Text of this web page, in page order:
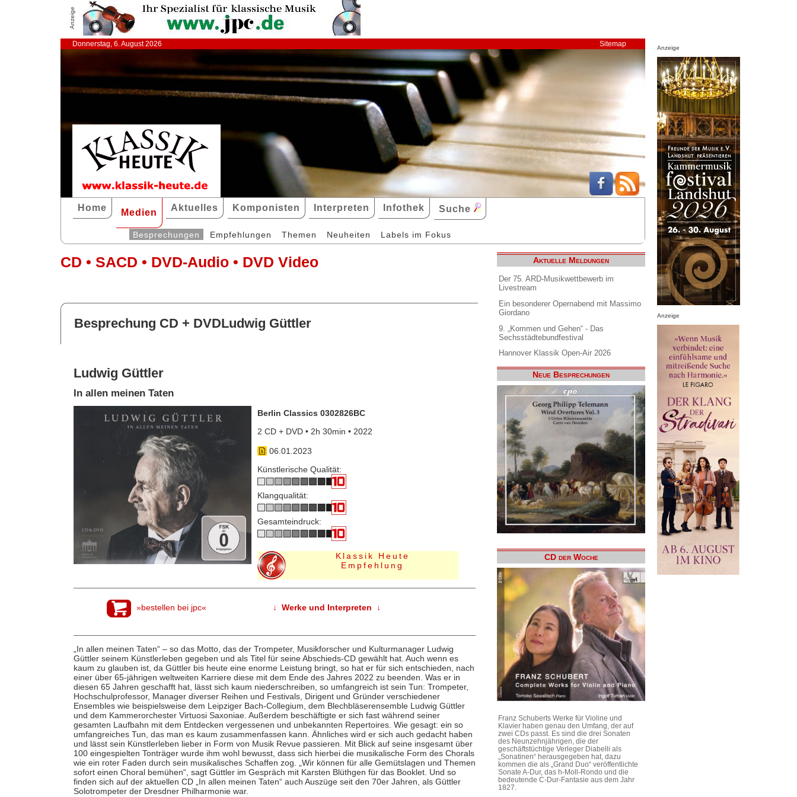
Anzeige
Donnerstag, 6. August 2026 Sitemap
Home Medien Aktuelles Komponisten Interpreten Infothek Suche
Besprechungen Empfehlungen Themen Neuheiten Labels im Fokus
CD • SACD • DVD-Audio • DVD Video
Besprechung CD + DVDLudwig Güttler
Ludwig Güttler
In allen meinen Taten
Berlin Classics 0302826BC
2 CD + DVD • 2h 30min • 2022
06.01.2023
Künstlerische Qualität:
Klangqualität:
Gesamteindruck:
Klassik Heute
Empfehlung
»bestellen bei jpc« ↓ Werke und Interpreten ↓
„In allen meinen Taten“ – so das Motto, das der Trompeter, Musikforscher und Kulturmanager Ludwig
Güttler seinem Künstlerleben gegeben und als Titel für seine Abschieds-CD gewählt hat. Auch wenn es
kaum zu glauben ist, da Güttler bis heute eine enorme Leistung bringt, so hat er für sich entschieden, nach
einer über 65-jährigen weltweiten Karriere diese mit dem Ende des Jahres 2022 zu beenden. Was er in
diesen 65 Jahren geschafft hat, lässt sich kaum niederschreiben, so umfangreich ist sein Tun: Trompeter,
Hochschulprofessor, Manager diverser Reihen und Festivals, Dirigent und Gründer verschiedener
Ensembles wie beispielsweise dem Leipziger Bach-Collegium, dem Blechbläserensemble Ludwig Güttler
und dem Kammerorchester Virtuosi Saxoniae. Außerdem beschäftigte er sich fast während seiner
gesamten Laufbahn mit dem Entdecken vergessenen und unbekannten Repertoires. Wie gesagt: ein so
umfangreiches Tun, das man es kaum zusammenfassen kann. Ähnliches wird er sich auch gedacht haben
und lässt sein Künstlerleben lieber in Form von Musik Revue passieren. Mit Blick auf seine insgesamt über
100 eingespielten Tonträger wurde ihm wohl bewusst, dass sich hierbei die musikalische Form des Chorals
wie ein roter Faden durch sein musikalisches Schaffen zog. „Wir können für alle Gemütslagen und Themen
sofort einen Choral bemühen“, sagt Güttler im Gespräch mit Karsten Blüthgen für das Booklet. Und so
finden sich auf der aktuellen CD „In allen meinen Taten“ auch Auszüge seit den 70er Jahren, als Güttler
Solotrompeter der Dresdner Philharmonie war.
Aktuelle Meldungen
Der 75. ARD-Musikwettbewerb im
Livestream
Ein besonderer Opernabend mit Massimo
Giordano
9. „Kommen und Gehen“ - Das
Sechsstädtebundfestival
Hannover Klassik Open-Air 2026
Neue Besprechungen
CD der Woche
Franz Schuberts Werke für Violine und
Klavier haben genau den Umfang, der auf
zwei CDs passt. Es sind die drei Sonaten
des Neunzehnjährigen, die der
geschäftstüchtige Verleger Diabelli als
„Sonatinen“ herausgegeben hat, dazu
kommen die als „Grand Duo“ veröffentlichte
Sonate A-Dur, das h-Moll-Rondo und die
bedeutende C-Dur-Fantasie aus dem Jahr
1827.
Anzeige
Anzeige